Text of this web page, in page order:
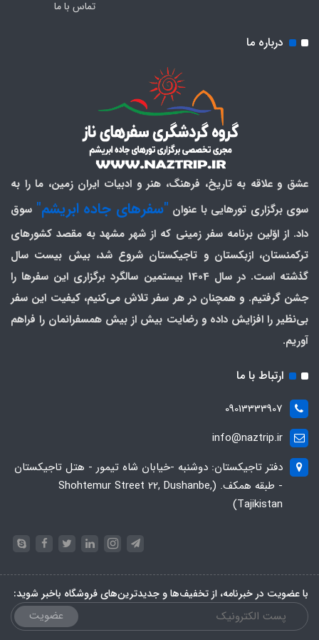
تماس با ما
درباره ما
عشق و علاقه به تاریخ، فرهنگ، هنر و ادبیات ایران زمین، ما را به
سوی برگزاری تورهایی با عنوان "سفرهای جاده ابریشم" سوق
داد. از اوّلین برنامه سفر زمینی که از شهر مشهد به مقصد کشورهای
ترکمنستان، ازبکستان و تاجیکستان شروع شد، بیش بیست سال
گذشته است. در سال 1404 بیستمین سالگرد برگزاری این سفرها را
جشن گرفتیم. و همچنان در هر سفر تلاش می‌کنیم، کیفیت این سفر
بی‌نظیر را افزایش داده و رضایت بیش از بیش همسفرانمان را فراهم
آوریم.
ارتباط با ما
09013333907
info@naztrip.ir
دفتر تاجیکستان: دوشنبه -خیابان شاه تیمور - هتل تاجیکستان
- طبقه همکف. (Shohtemur Street 22, Dushanbe,
Tajikistan)
با عضویت در خبرنامه، از تخفیف‌ها و جدیدترین‌های فروشگاه باخبر شوید:
عضویت